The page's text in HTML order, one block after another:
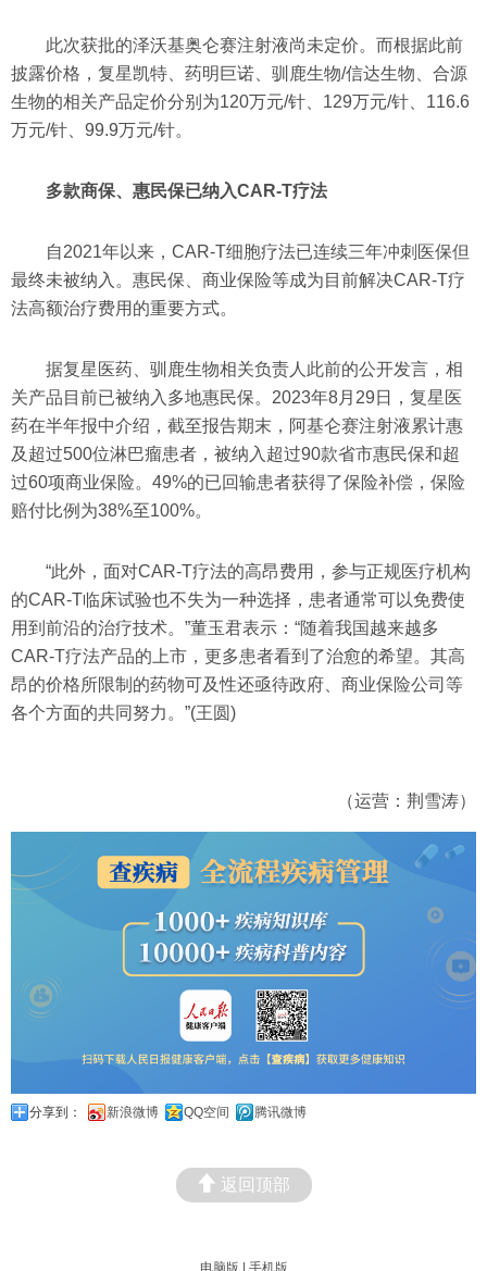
此次获批的泽沃基奥仑赛注射液尚未定价。而根据此前
披露价格，复星凯特、药明巨诺、驯鹿生物/信达生物、合源
生物的相关产品定价分别为120万元/针、129万元/针、116.6
万元/针、99.9万元/针。
多款商保、惠民保已纳入CAR-T疗法
自2021年以来，CAR-T细胞疗法已连续三年冲刺医保但
最终未被纳入。惠民保、商业保险等成为目前解决CAR-T疗
法高额治疗费用的重要方式。
据复星医药、驯鹿生物相关负责人此前的公开发言，相
关产品目前已被纳入多地惠民保。2023年8月29日，复星医
药在半年报中介绍，截至报告期末，阿基仑赛注射液累计惠
及超过500位淋巴瘤患者，被纳入超过90款省市惠民保和超
过60项商业保险。49%的已回输患者获得了保险补偿，保险
赔付比例为38%至100%。
“此外，面对CAR-T疗法的高昂费用，参与正规医疗机构
的CAR-T临床试验也不失为一种选择，患者通常可以免费使
用到前沿的治疗技术。”董玉君表示：“随着我国越来越多
CAR-T疗法产品的上市，更多患者看到了治愈的希望。其高
昂的价格所限制的药物可及性还亟待政府、商业保险公司等
各个方面的共同努力。”(王圆)
（运营：荆雪涛）
分享到： 新浪微博 QQ空间 腾讯微博
返回顶部
电脑版 | 手机版